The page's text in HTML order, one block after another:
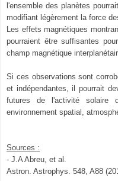
l'ensemble des planètes
modifiant légèrement la force
Les effets magnétiques
pourraient être suffisantes
champ magnétique
Si ces observations sont
et indépendantes, il pourrait
futures de l'activité
environnement spatial,
Sources :
- J.A Abreu, et al.
Astron. Astrophys. 548 A88 (